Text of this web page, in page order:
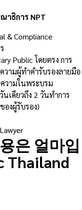
าธิการ NPT
& Compliance
Public โดยตรง การ
วามผู้ทำคำรับรองลายมือ
วามในพระบรม
เดียวถึง 2 วันทำการ
องผู้รับรอง)
은 얼마입
Thailand